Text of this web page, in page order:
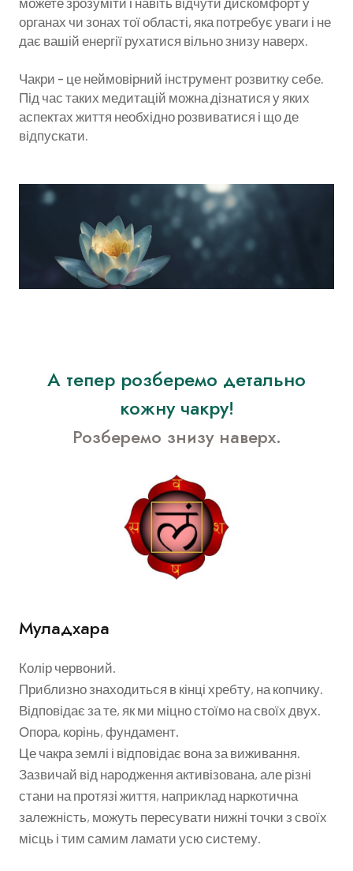
органах чи зонах тої області, яка потребує уваги і не
дає вашій енергії рухатися вільно знизу наверх.
Чакри - це неймовірний інструмент розвитку себе.
Під час таких медитацій можна дізнатися у яких
аспектах життя необхідно розвиватися і що де
відпускати.
А тепер розберемо детально
кожну чакру!
Розберемо знизу наверх.
Муладхара
Колір червоний.
Приблизно знаходиться в кінці хребту, на копчику.
Відповідає за те, як ми міцно стоїмо на своїх двух.
Опора, корінь, фундамент.
Це чакра землі і відповідає вона за виживання.
Зазвичай від народження активізована, але різні
стани на протязі життя, наприклад наркотична
залежність, можуть пересувати нижні точки з своїх
місць і тим самим ламати усю систему.